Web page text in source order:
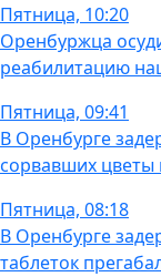
Пятница, 10:20
Оренбуржца
реабилитацию
Пятница, 09:41
В Оренбурге
сорвавших цветы
Пятница, 08:18
В Оренбурге
таблеток